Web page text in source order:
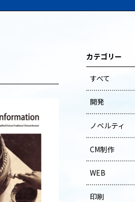
カテゴリー
すべて
開発
ノベルティ
CM制作
WEB
印刷